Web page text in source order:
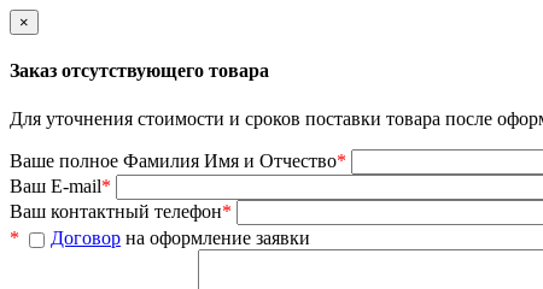
×
Заказ отсутствующего товара
Для уточнения стоимости и сроков поставки товара после
Ваше полное Фамилия Имя и Отчество*
Ваш E-mail*
Ваш контактный телефон*
*
Договор на оформление заявки